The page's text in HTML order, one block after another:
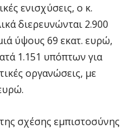
ενισχύσεις, ο κ.
διερευνώνται 2.900
ύψους 69 εκατ. ευρώ,
1.151 υπόπτων για
οργανώσεις, με
σχέσης εμπιστοσύνης